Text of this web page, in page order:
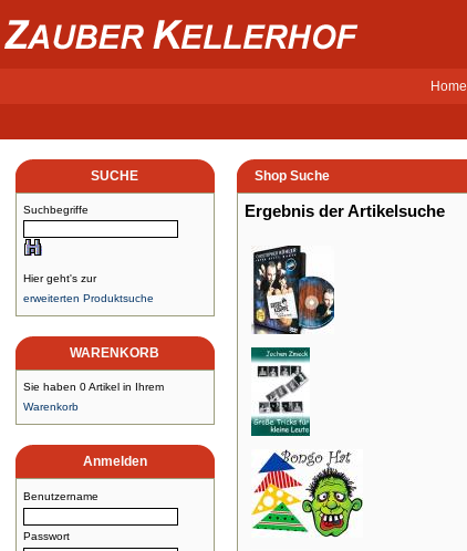
Home
SUCHE
Suchbegriffe
Hier geht's zur
erweiterten Produktsuche
WARENKORB
Sie haben 0 Artikel in Ihrem
Warenkorb
Anmelden
Benutzername
Passwort
Shop Suche
Ergebnis der Artikelsuche